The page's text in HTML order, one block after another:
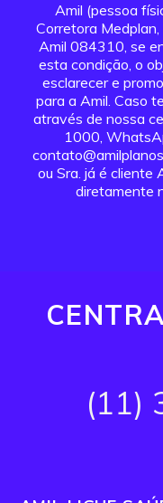
Amil (pessoa
Corretora
Amil 084310, se
esta condição, o
esclarecer e
para a Amil. Caso
através de nossa
1000,
ou Sra. já é
diretamente
(11)